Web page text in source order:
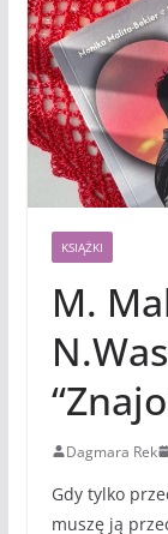
KSIĄŻKI
M.
Dagmara Rek
Gdy tylko
muszę ją